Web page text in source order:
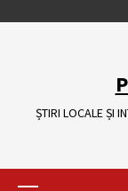
ȘTIRI LOCALE ȘI